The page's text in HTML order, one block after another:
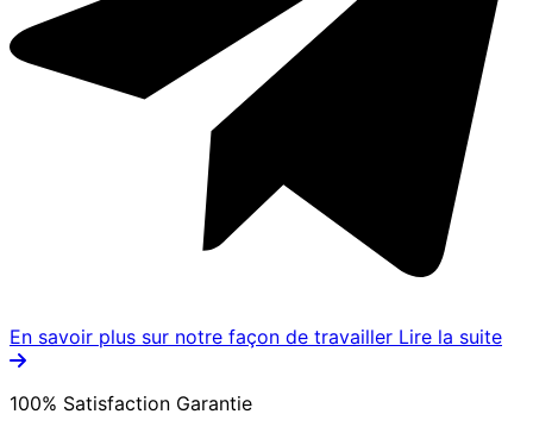
En savoir plus sur notre façon de travailler Lire la suite
100% Satisfaction Garantie